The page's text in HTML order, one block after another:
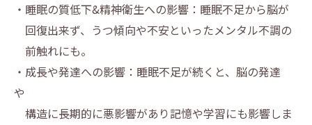
・睡眠の質低下&精神衛生への影響：睡眠不足から脳が
回復出来ず、うつ傾向や不安といったメンタル不調の
前触れにも。
・成長や発達への影響：睡眠不足が続くと、脳の発達
や
構造に長期的に悪影響があり記憶や学習にも影響しま